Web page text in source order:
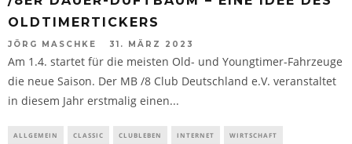
OLDTIMERTICKERS
JÖRG MASCHKE 31. MÄRZ 2023
Am 1.4. startet für die meisten Old- und Youngtimer-Fahrzeuge
die neue Saison. Der MB /8 Club Deutschland e.V. veranstaltet
in diesem Jahr erstmalig einen...
ALLGEMEIN CLASSIC CLUBLEBEN INTERNET WIRTSCHAFT